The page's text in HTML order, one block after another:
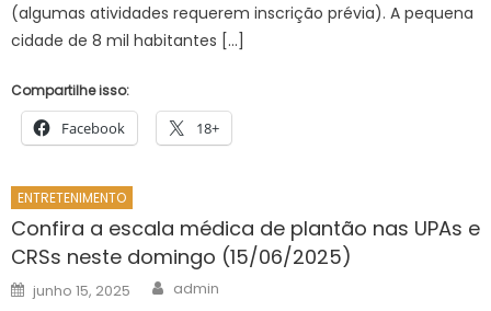
(algumas atividades requerem inscrição prévia). A pequena
cidade de 8 mil habitantes […]
Compartilhe isso:
Facebook 18+
ENTRETENIMENTO
Confira a escala médica de plantão nas UPAs e
CRSs neste domingo (15/06/2025)
Posted
on
junho 15, 2025 Author
admin